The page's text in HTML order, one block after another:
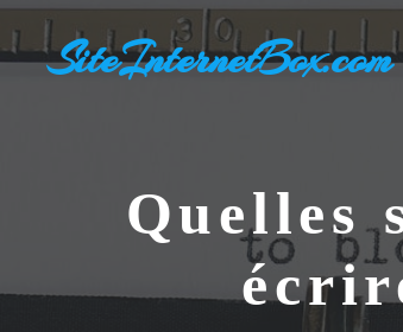
Aller
au
contenuSiteInternetBox.com
Quelles